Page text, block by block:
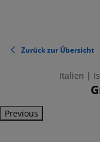
Zurück zur Übersicht
Italien |
Previous